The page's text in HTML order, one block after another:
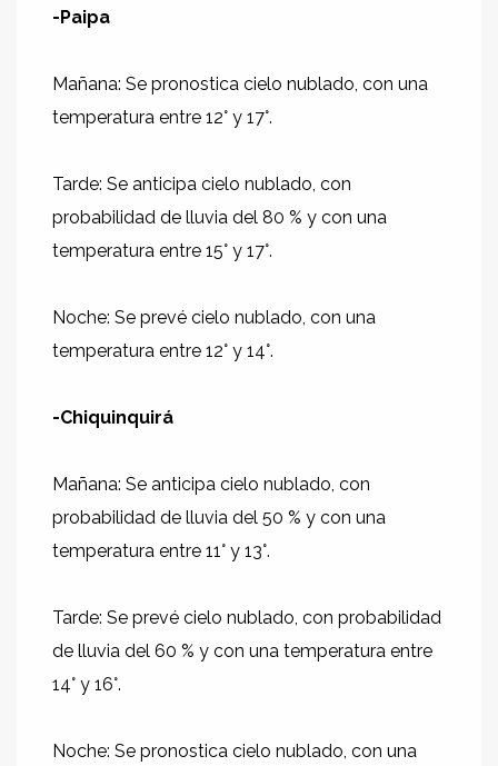
-Paipa
Mañana: Se pronostica cielo nublado, con una
temperatura entre 12° y 17°.
Tarde: Se anticipa cielo nublado, con
probabilidad de lluvia del 80 % y con una
temperatura entre 15° y 17°.
Noche: Se prevé cielo nublado, con una
temperatura entre 12° y 14°.
-Chiquinquirá
Mañana: Se anticipa cielo nublado, con
probabilidad de lluvia del 50 % y con una
temperatura entre 11° y 13°.
Tarde: Se prevé cielo nublado, con probabilidad
de lluvia del 60 % y con una temperatura entre
14° y 16°.
Noche: Se pronostica cielo nublado, con una